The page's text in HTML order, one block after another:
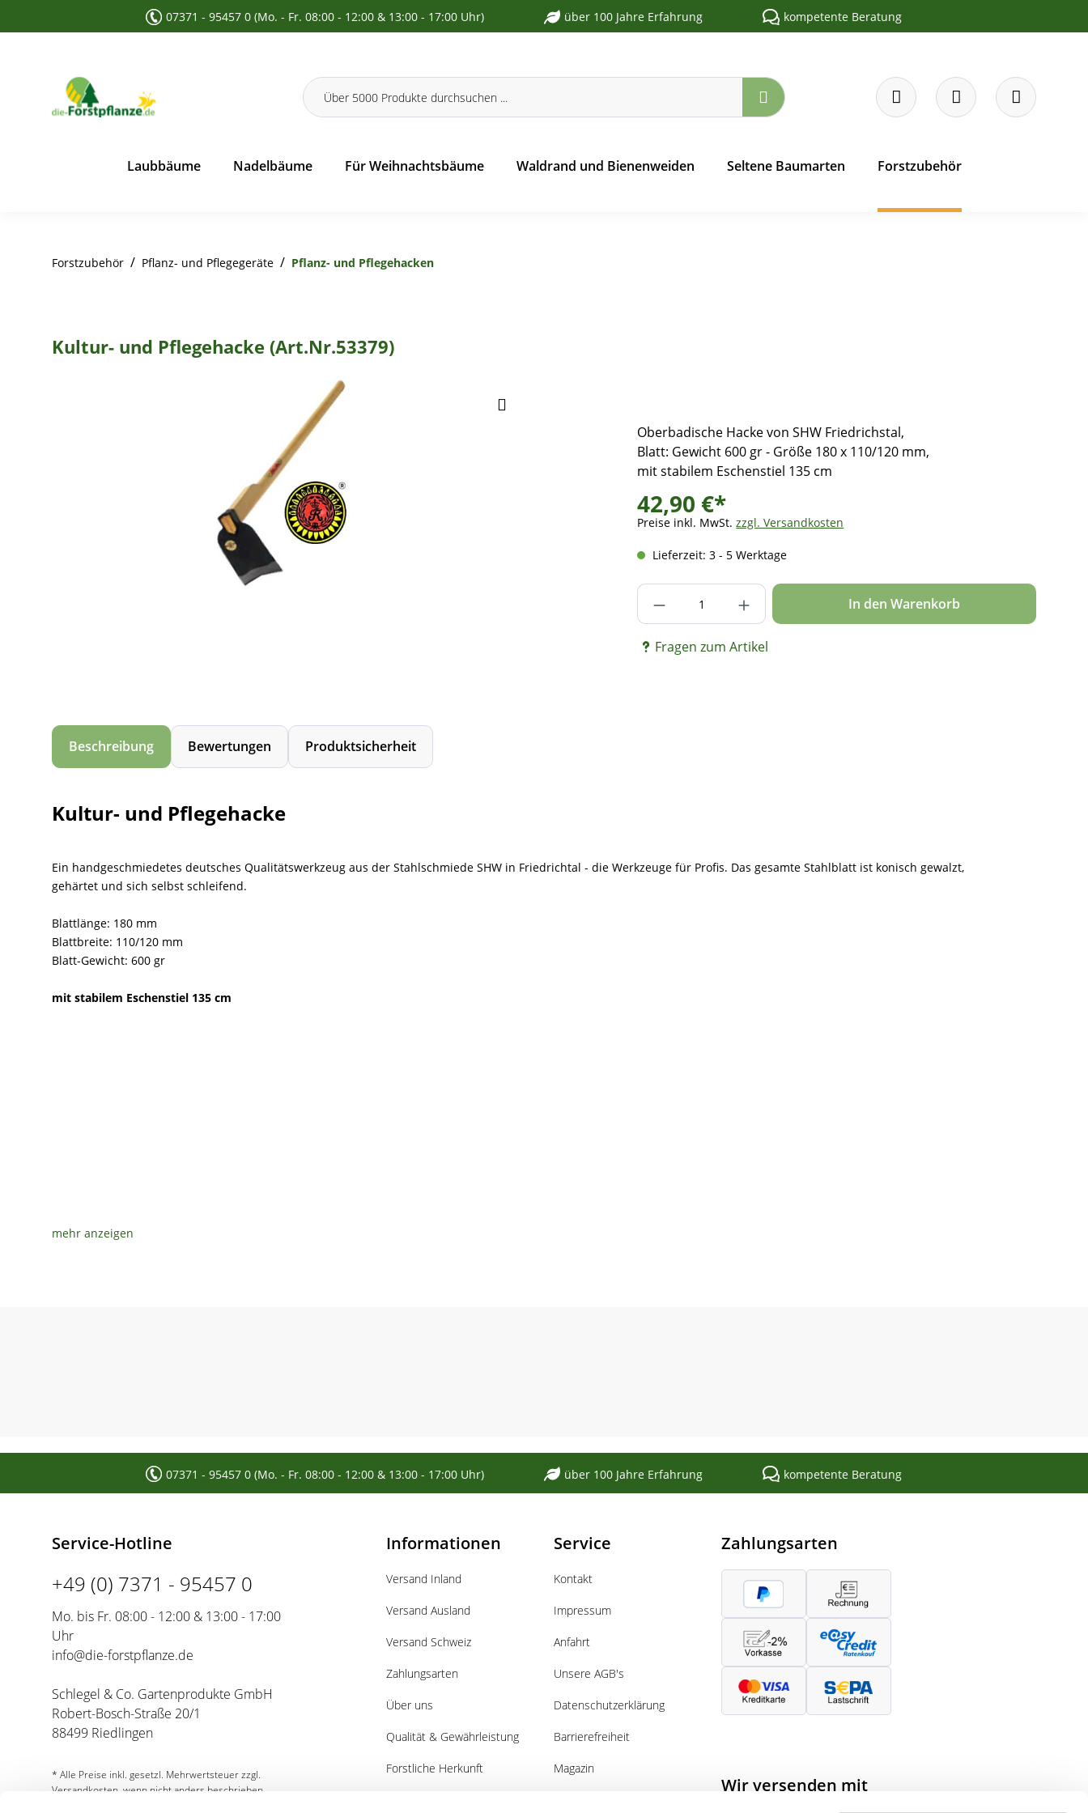
Zur Hauptnavigation springen
07371 - 95457 0 (Mo. - Fr. 08:00 - 12:00 & 13:00 - 17:00 Uhr) über 100 Jahre Erfahrung kompetente Beratung
Laubbäume Nadelbäume Für Weihnachtsbäume Waldrand und Bienenweiden Seltene Baumarten Forstzubehör
Forstzubehör / Pflanz- und Pflegegeräte / Pflanz- und Pflegehacken
Kultur- und Pflegehacke (Art.Nr.53379)
Oberbadische Hacke von SHW Friedrichstal,
Blatt: Gewicht 600 gr - Größe 180 x 110/120 mm,
mit stabilem Eschenstiel 135 cm
42,90 €*
Preise inkl. MwSt.zzgl. Versandkosten
Lieferzeit: 3 - 5 Werktage
Produkt Anzahl: Gib den gewünschten Wert ein
In den Warenkorb
Fragen zum Artikel
Beschreibung Bewertungen Produktsicherheit
Kultur- und Pflegehacke
Ein handgeschmiedetes deutsches Qualitätswerkzeug aus der Stahlschmiede SHW in Friedrichtal - die Werkzeuge für Profis. Das gesamte Stahlblatt ist konisch gewalzt,
gehärtet und sich selbst schleifend.
Blattlänge: 180 mm
Blattbreite: 110/120 mm
Blatt-Gewicht: 600 gr
mit stabilem Eschenstiel 135 cm
07371 - 95457 0 (Mo. - Fr. 08:00 - 12:00 & 13:00 - 17:00 Uhr) über 100 Jahre Erfahrung kompetente Beratung
Service-Hotline
+49 (0) 7371 - 95457 0
Mo. bis Fr. 08:00 - 12:00 & 13:00 - 17:00
Uhr
info@die-forstpflanze.de
Schlegel & Co. Gartenprodukte GmbH
Robert-Bosch-Straße 20/1
88499 Riedlingen
* Alle Preise inkl. gesetzl. Mehrwertsteuer zzgl.
Versandkosten, wenn nicht anders beschrieben.
Informationen
Versand Inland
Versand Ausland
Versand Schweiz
Zahlungsarten
Über uns
Qualität & Gewährleistung
Forstliche Herkunft
Service
Kontakt
Impressum
Anfahrt
Unsere AGB's
Datenschutzerklärung
Barrierefreiheit
Magazin
Zahlungsarten
Wir versenden mit